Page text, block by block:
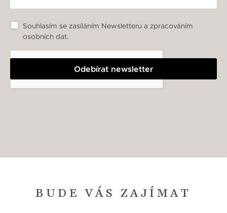
Odebírat newsletter
Souhlasím se zasíláním Newsletteru a zpracováním
osobních dat.
BUDE VÁS ZAJÍMAT